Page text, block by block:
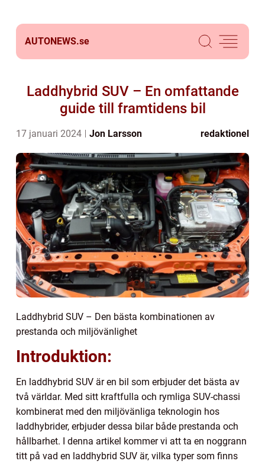
AUTONEWS.se
Laddhybrid SUV – En omfattande
guide till framtidens bil
17 januari 2024 Jon Larsson redaktionel
Laddhybrid SUV – Den bästa kombinationen av
prestanda och miljövänlighet
Introduktion:
En laddhybrid SUV är en bil som erbjuder det bästa av
två världar. Med sitt kraftfulla och rymliga SUV-chassi
kombinerat med den miljövänliga teknologin hos
laddhybrider, erbjuder dessa bilar både prestanda och
hållbarhet. I denna artikel kommer vi att ta en noggrann
titt på vad en laddhybrid SUV är, vilka typer som finns